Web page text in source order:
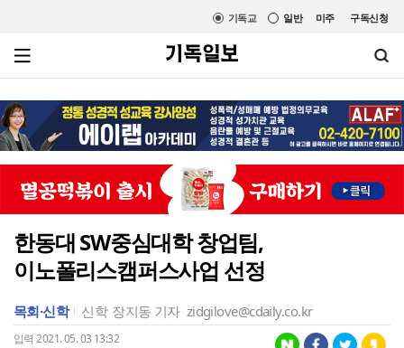
미주 구독신청
일반
기독교
한동대 SW중심대학 창업팀,
이노폴리스캠퍼스사업 선정
목회·신학 신학 장지동 기자 zidgilove@cdaily.co.kr
입력 2021. 05. 03 13:32